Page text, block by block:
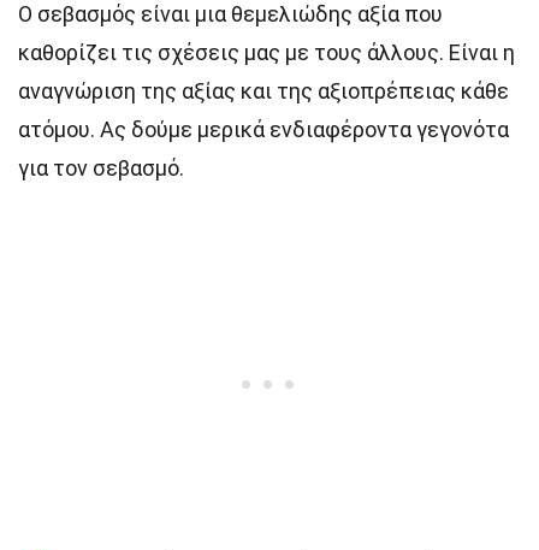
Ο σεβασμός είναι μια θεμελιώδης αξία που
καθορίζει τις σχέσεις μας με τους άλλους. Είναι η
αναγνώριση της αξίας και της αξιοπρέπειας κάθε
ατόμου. Ας δούμε μερικά ενδιαφέροντα γεγονότα
για τον σεβασμό.